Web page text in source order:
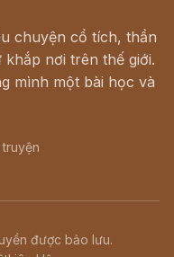
chuyện cổ tích, thần
nơi trên thế giới.
mình một bài học và
được bảo lưu.